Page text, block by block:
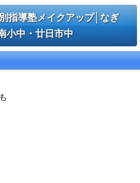
指導塾メイクアップ│なぎ
小中・廿日市中